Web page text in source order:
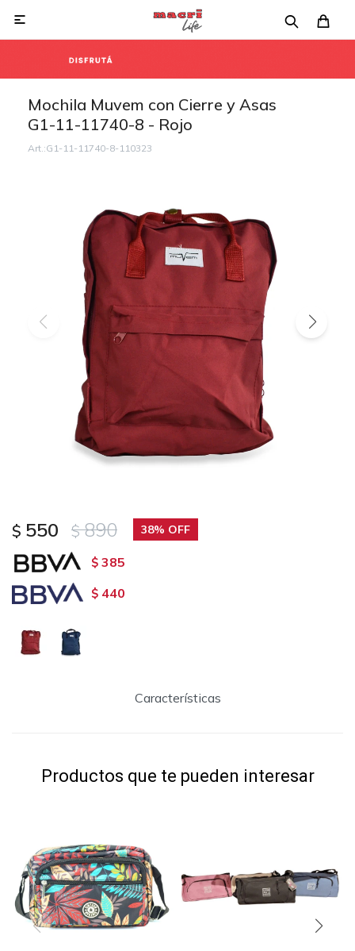

Mochila Muvem con Cierre y Asas
G1-11-11740-8 - Rojo
G1-11-11740-8-110323
$ 550 $ 890 38
$ 385
$ 440
Características
Productos que te pueden interesar